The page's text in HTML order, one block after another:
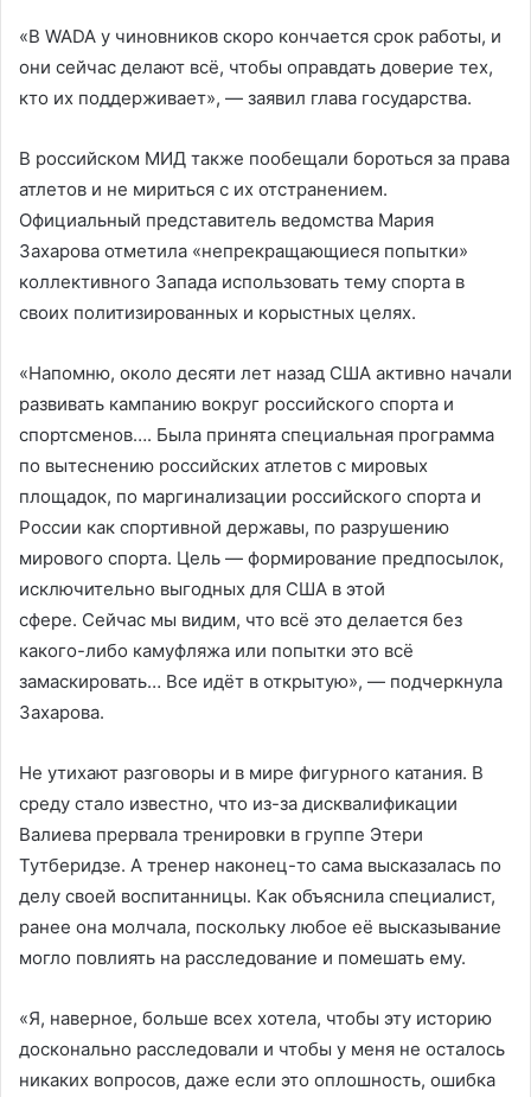
«В WADA у чиновников скоро кончается срок работы, и
они сейчас делают всё, чтобы оправдать доверие тех,
кто их поддерживает», — заявил глава государства.
В российском МИД также пообещали бороться за права
атлетов и не мириться с их отстранением.
Официальный представитель ведомства Мария
Захарова отметила «непрекращающиеся попытки»
коллективного Запада использовать тему спорта в
своих политизированных и корыстных целях.
«Напомню, около десяти лет назад США активно начали
развивать кампанию вокруг российского спорта и
спортсменов…. Была принята специальная программа
по вытеснению российских атлетов с мировых
площадок, по маргинализации российского спорта и
России как спортивной державы, по разрушению
мирового спорта. Цель — формирование предпосылок,
исключительно выгодных для США в этой
сфере. Сейчас мы видим, что всё это делается без
какого-либо камуфляжа или попытки это всё
замаскировать… Все идёт в открытую», — подчеркнула
Захарова.
Не утихают разговоры и в мире фигурного катания. В
среду стало известно, что из-за дисквалификации
Валиева прервала тренировки в группе Этери
Тутберидзе. А тренер наконец-то сама высказалась по
делу своей воспитанницы. Как объяснила специалист,
ранее она молчала, поскольку любое её высказывание
могло повлиять на расследование и помешать ему.
«Я, наверное, больше всех хотела, чтобы эту историю
досконально расследовали и чтобы у меня не осталось
никаких вопросов, даже если это оплошность, ошибка